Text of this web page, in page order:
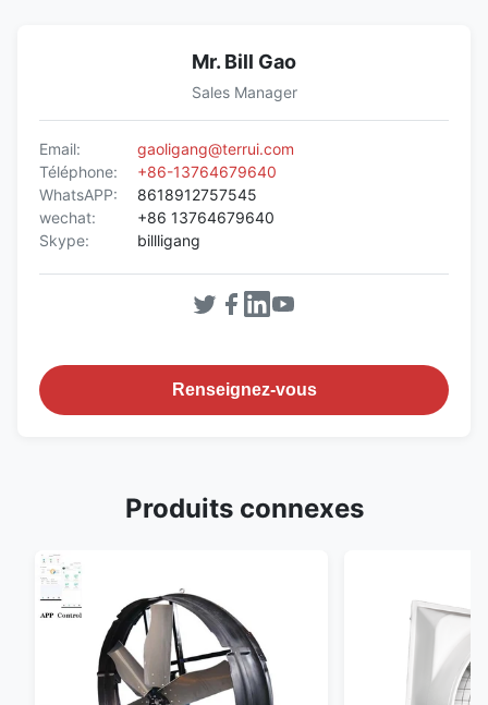
Mr. Bill Gao
Sales Manager
Email:
gaoligang@terrui.com
Téléphone:
+86-13764679640
WhatsAPP:
8618912757545
wechat:
+86 13764679640
Skype:
billligang
Renseignez-vous
Produits connexes